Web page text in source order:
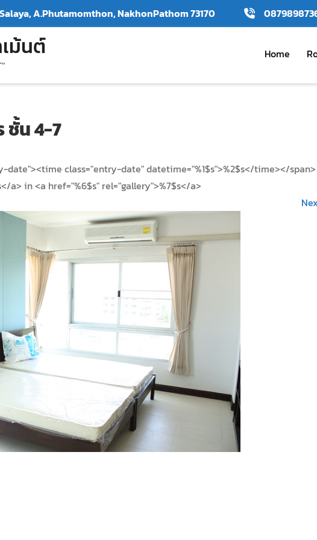
A.Phutamomthon, NakhonPathom 73170
ม้นต์ Home
ชั้น 4-7
date"><time class="entry-date" datetime="%1$s">%2$s</time></
a> in <a href="%6$s" rel="gallery">%7$s</a>